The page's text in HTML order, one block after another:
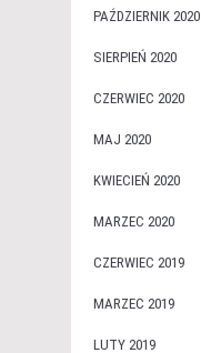
PAŹDZIERNIK 2020
SIERPIEŃ 2020
CZERWIEC 2020
MAJ 2020
KWIECIEŃ 2020
MARZEC 2020
CZERWIEC 2019
MARZEC 2019
LUTY 2019